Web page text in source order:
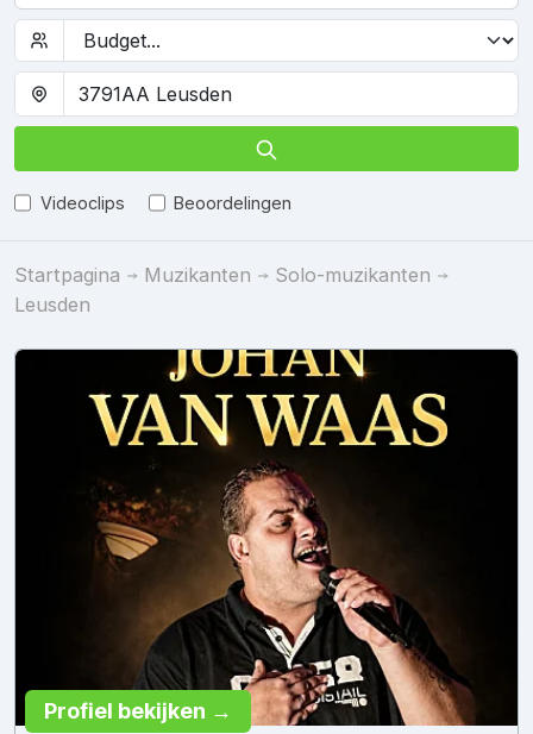
Videoclips Beoordelingen
Startpagina Muzikanten
Solo-muzikanten
Leusden
Profiel bekijken →